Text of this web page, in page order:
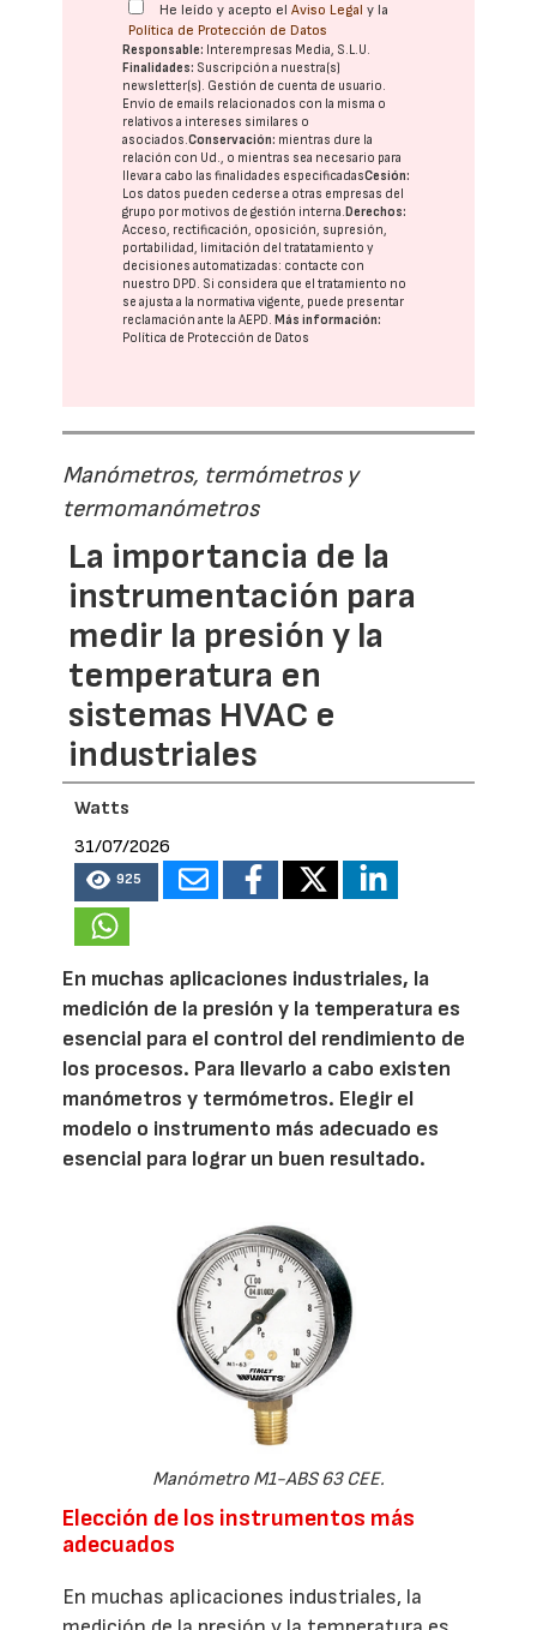
He leído y acepto elAviso Legal y la
Política de Protección de Datos
Responsable: Interempresas Media, S.L.U.
Finalidades: Suscripción a nuestra(s)
newsletter(s). Gestión de cuenta de usuario.
Envío de emails relacionados con la misma o
relativos a intereses similares o
asociados.Conservación: mientras dure la
relación con Ud., o mientras sea necesario para
llevar a cabo las finalidades especificadasCesión:
Los datos pueden cederse a otras empresas del
grupo por motivos de gestión interna. Derechos:
Acceso, rectificación, oposición, supresión,
portabilidad, limitación del tratatamiento y
decisiones automatizadas: contacte con
nuestro DPD. Si considera que el tratamiento no
se ajusta a la normativa vigente, puede presentar
reclamación ante laAEPD. Más información:
Política de Protección de Datos
Manómetros, termómetros y
termomanómetros
La importancia de la
instrumentación para
medir la presión y la
temperatura en
sistemas HVAC e
industriales
Watts
31/07/2026
925
En muchas aplicaciones industriales, la
medición de la presión y la temperatura es
esencial para el control del rendimiento de
los procesos. Para llevarlo a cabo existen
manómetros y termómetros. Elegir el
modelo o instrumento más adecuado es
esencial para lograr un buen resultado.
Manómetro M1-ABS 63 CEE.
Elección de los instrumentos más
adecuados
En muchas aplicaciones industriales, la